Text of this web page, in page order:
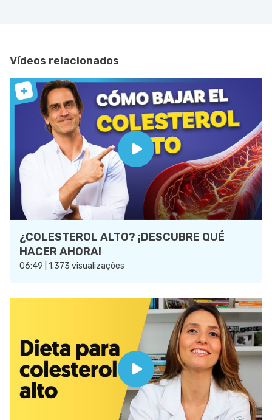
Vídeos relacionados
¿COLESTEROL ALTO? ¡DESCUBRE QUÉ
HACER AHORA!
06:49 | 1.373 visualizações